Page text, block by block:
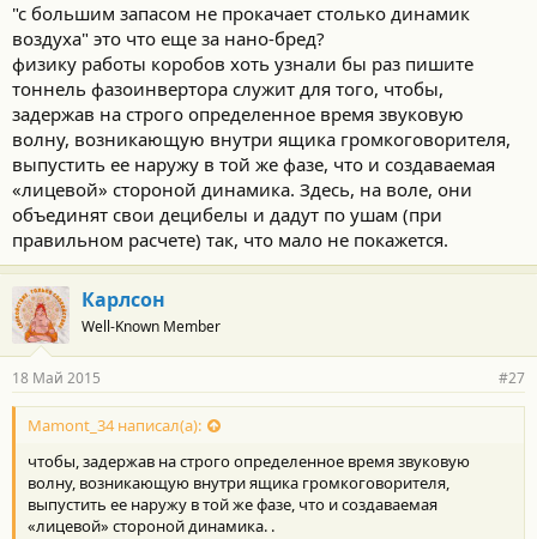
"с большим запасом не прокачает столько динамик
воздуха" это что еще за нано-бред?
физику работы коробов хоть узнали бы раз пишите
тоннель фазоинвертора служит для того, чтобы,
задержав на строго определенное время звуковую
волну, возникающую внутри ящика громкоговорителя,
выпустить ее наружу в той же фазе, что и создаваемая
«лицевой» стороной динамика. Здесь, на воле, они
объединят свои децибелы и дадут по ушам (при
правильном расчете) так, что мало не покажется.
Карлсон
Well-Known Member
18 Май 2015 #27
Mamont_34 написал(а):
чтобы, задержав на строго определенное время звуковую
волну, возникающую внутри ящика громкоговорителя,
выпустить ее наружу в той же фазе, что и создаваемая
«лицевой» стороной динамика. .